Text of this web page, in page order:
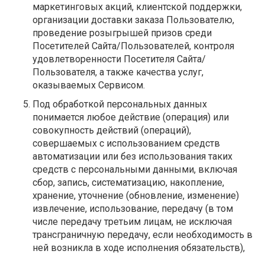
маркетинговых акций, клиентской поддержки,
организации доставки заказа Пользователю,
проведение розыгрышей призов среди
Посетителей Сайта/Пользователей, контроля
удовлетворенности Посетителя Сайта/
Пользователя, а также качества услуг,
оказываемых Сервисом.
Под обработкой персональных данных
понимается любое действие (операция) или
совокупность действий (операций),
совершаемых с использованием средств
автоматизации или без использования таких
средств с персональными данными, включая
сбор, запись, систематизацию, накопление,
хранение, уточнение (обновление, изменение)
извлечение, использование, передачу (в том
числе передачу третьим лицам, не исключая
трансграничную передачу, если необходимость в
ней возникла в ходе исполнения обязательств),